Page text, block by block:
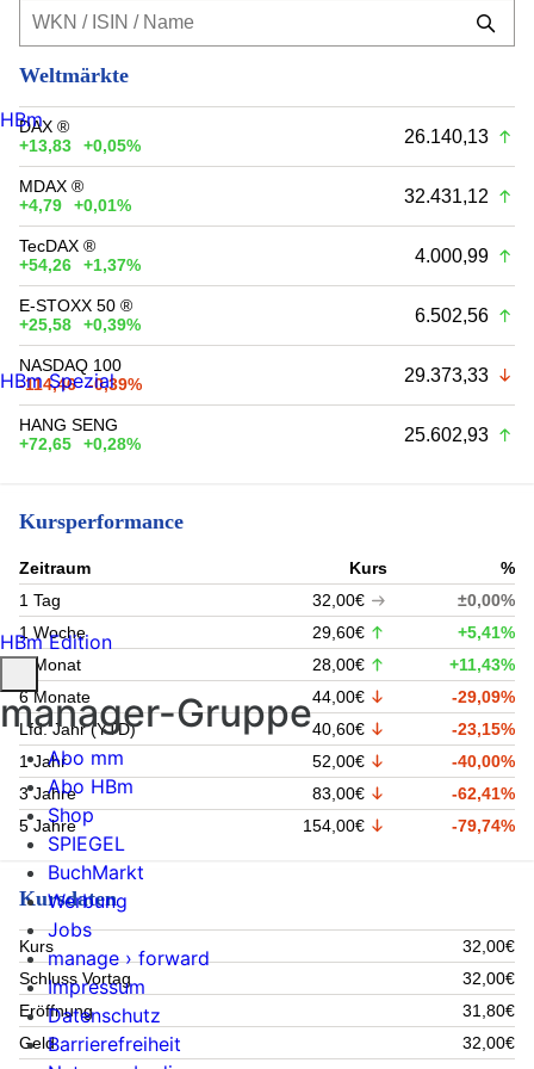
Weltmärkte
DAX ®
+13,83
+0,05% 26.140,13
MDAX ®
+4,79
+0,01% 32.431,12
TecDAX ®
+54,26
+1,37% 4.000,99
E-STOXX 50 ®
+25,58
+0,39% 6.502,56
NASDAQ 100
-114,46
-0,39% 29.373,33
HANG SENG
+72,65
+0,28% 25.602,93
Kursperformance
Zeitraum Kurs
%
1 Tag
32,00€
±0,00%
1 Woche
29,60€
+5,41%
1 Monat
28,00€
+11,43%
6 Monate
44,00€
-29,09%
Lfd. Jahr (YTD)
40,60€
-23,15%
1 Jahr
52,00€
-40,00%
3 Jahre
83,00€
-62,41%
5 Jahre
154,00€ -79,74%
Kursdaten
Kurs
32,00€
Schluss Vortag
32,00€
Eröffnung
31,80€
Geld
32,00€
HBm
HBm Spezial
HBm Edition
manager-Gruppe
Abo mm
Abo HBm
Shop
SPIEGEL
BuchMarkt
Werbung
Jobs
manage › forward
Impressum
Datenschutz
Barrierefreiheit